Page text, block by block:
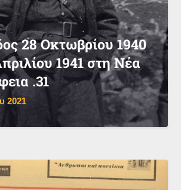
28 Οκτωβρίου 1940
1941 στη Νέα
.31
2021